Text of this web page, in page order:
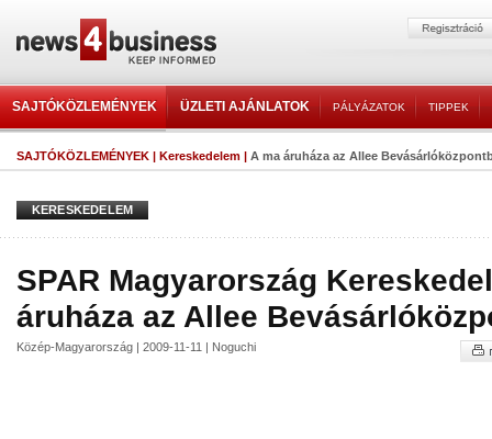
SAJTÓKÖZLEMÉNYEK ÜZLETI AJÁNLATOK PÁLYÁZATOK TIPPEK
SAJTÓKÖZLEMÉNYEK | Kereskedelem | A ma áruháza az Allee
KERESKEDELEM
SPAR Magyarország
áruháza az Allee
Közép-Magyarország | 2009-11-11 | Noguchi